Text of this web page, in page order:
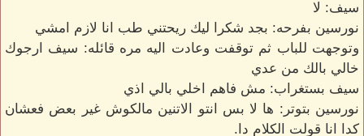
سيف: لا
نورسين بفرحه: بجد شكرا ليك ريحتني طب انا لازم امشي
وتوجهت للباب ثم توقفت وعادت اليه مره قائله: سيف ارجوك
خالي بالك من عدي
سيف بستغراب: مش فاهم اخلي بالي اذي
نورسين بتوتر: ها لا بس انتو الاتنين مالكوش غير بعض فعشان
كدا انا قولت الكلام دا.